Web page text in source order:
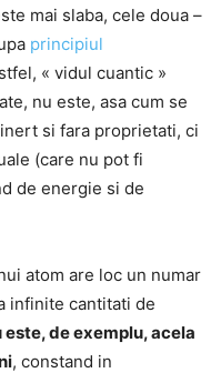
mai slaba, cele doua –
principiul
« vidul cuantic »
nu este, asa cum se
si fara proprietati, ci
(care nu pot fi
de energie si de
atom are loc un numar
infinite cantitati de
de exemplu, acela
, constand in